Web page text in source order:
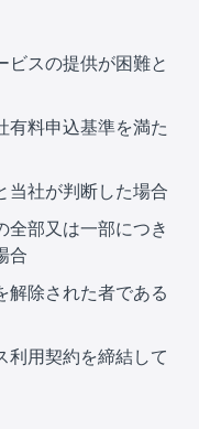
ビスの提供が困難と
有料申込基準を満た
当社が判断した場合
全部又は一部につき
合
解除された者である
利用契約を締結して